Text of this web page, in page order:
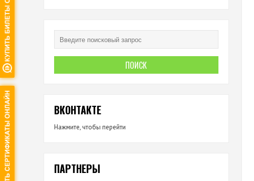
ВКОНТАКТЕ
Нажмите, чтобы перейти
ПАРТНЕРЫ